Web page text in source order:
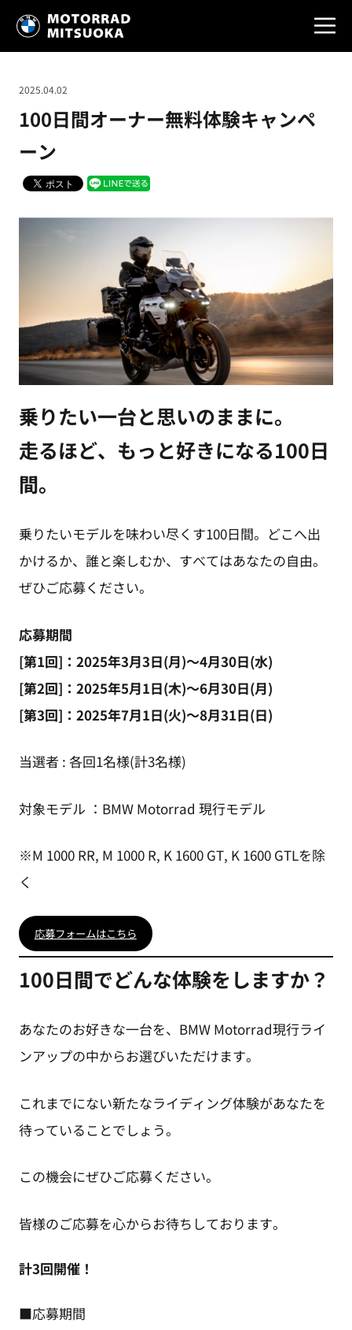
100日間オーナー無料体験キャンペ
ーン
2025.04.02
乗りたい一台と思いのままに。
走るほど、もっと好きになる100日
間。
乗りたいモデルを味わい尽くす100日間。どこへ出
かけるか、誰と楽しむか、すべてはあなたの自由。
ぜひご応募ください。
応募期間
[第1回]：2025年3月3日(月)～4月30日(水)
[第2回]：2025年5月1日(木)～6月30日(月)
[第3回]：2025年7月1日(火)～8月31日(日)
当選者 : 各回1名様(計3名様)
対象モデル ：BMW Motorrad 現行モデル
※M 1000 RR, M 1000 R, K 1600 GT, K 1600 GTLを除
く
応募フォームはこちら
100日間でどんな体験をしますか？
あなたのお好きな一台を、BMW Motorrad現行ライ
ンアップの中からお選びいただけます。
これまでにない新たなライディング体験があなたを
待っていることでしょう。
この機会にぜひご応募ください。
皆様のご応募を心からお待ちしております。
計3回開催！
■応募期間